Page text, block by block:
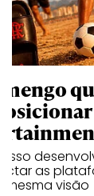
as
mesma visão